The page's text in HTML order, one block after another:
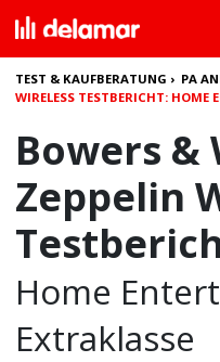
TEST & KAUFBERATUNG › PA
WIRELESS TESTBERICHT: HOME
Bowers &
Zeppelin
Home
Extraklasse